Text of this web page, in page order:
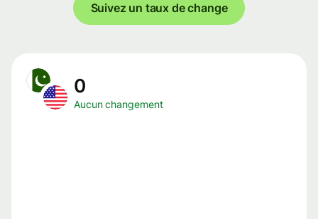
Suivez un taux de change
0
Aucun changement